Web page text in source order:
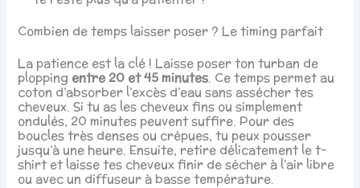
Combien de temps laisser poser ? Le timing parfait
La patience est la clé ! Laisse poser ton turban de
plopping entre 20 et 45 minutes. Ce temps permet au
coton d’absorber l’excès d’eau sans assécher tes
cheveux. Si tu as les cheveux fins ou simplement
ondulés, 20 minutes peuvent suffire. Pour des
boucles très denses ou crépues, tu peux pousser
jusqu’à une heure. Ensuite, retire délicatement le t-
shirt et laisse tes cheveux finir de sécher à l’air libre
ou avec un diffuseur à basse température.